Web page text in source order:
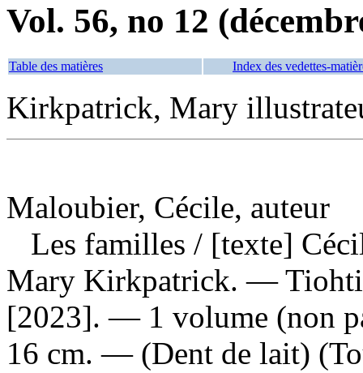
Vol. 56, no 12
Table des matières Index des vedettes-
Kirkpatrick, Mary
Maloubier, Cécile, auteur
Les familles / [texte]
Mary Kirkpatrick. —
[2023]. — 1 volume (non
16 cm. — (Dent de lait)